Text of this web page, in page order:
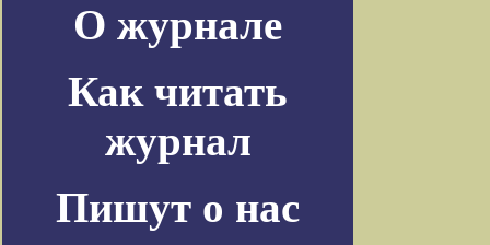
О журнале
Как читать
журнал
Пишут о нас